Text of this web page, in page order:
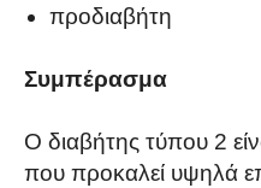
προδιαβήτη
Συμπέρασμα
Ο διαβήτης τύπου 2
που προκαλεί υψηλά